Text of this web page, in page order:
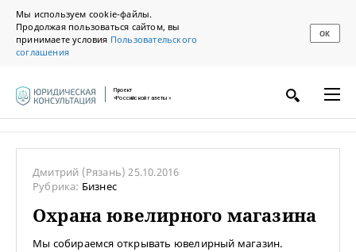
Мы используем cookie-файлы.
Продолжая пользоваться сайтом, вы
принимаете условия Пользовательского
соглашения
ОК
Проект
«Российской газеты»
Дмитрий (Рязань)25.10.2016
Рубрика: Бизнес
Охрана ювелирного магазина
Мы собираемся открывать ювелирный магазин.